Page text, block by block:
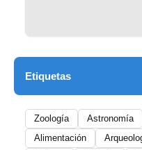
Etiquetas
Zoología Astronomía
Alimentación